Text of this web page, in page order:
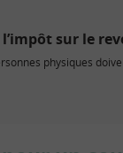
sur le
physiques